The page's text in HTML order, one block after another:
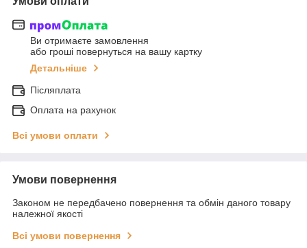
Ви отримаєте замовлення
або гроші повернуться на вашу картку
Детальніше
Післяплата
Оплата на рахунок
Всі умови оплати
Умови повернення
Законом не передбачено повернення та обмін даного товару
належної якості
Всі умови повернення